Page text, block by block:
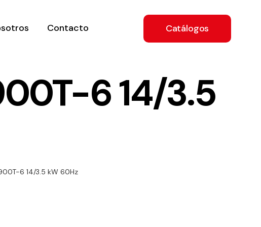
de
Contacto Catálogos
6 14/3.5
6 14/3.5 kW 60Hz